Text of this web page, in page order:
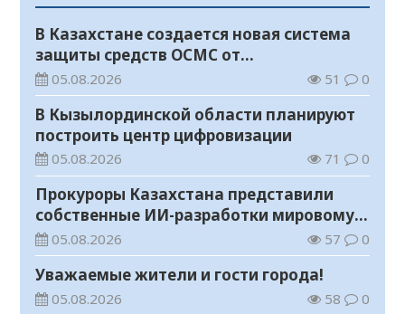
В Казахстане создается новая система
защиты средств ОСМС от
необоснованных выплат
05.08.2026 51 0
В Кызылординской области планируют
построить центр цифровизации
05.08.2026 71 0
Прокуроры Казахстана представили
собственные ИИ-разработки мировому
эксперту Кай-Фу Ли
05.08.2026 57 0
Уважаемые жители и гости города!
05.08.2026 58 0